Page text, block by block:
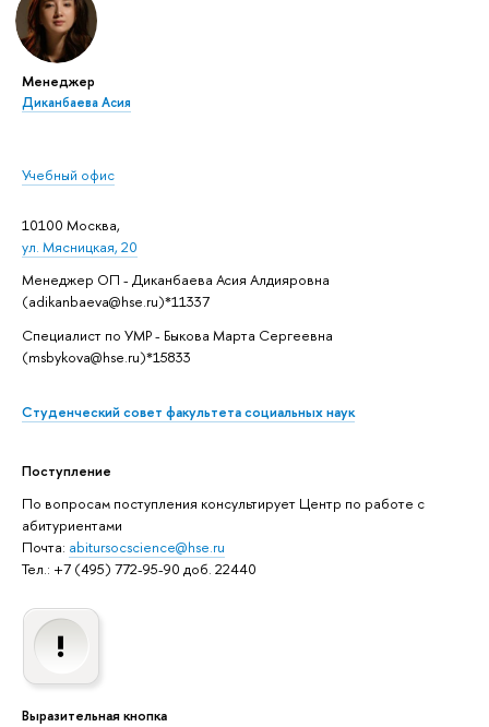
Менеджер
Диканбаева Асия
Учебный офис
10100 Москва,
ул. Мясницкая, 20
Менеджер ОП - Диканбаева Асия Алдияровна
(adikanbaeva@hse.ru)*11337
Специалист по УМР - Быкова Марта Сергеевна
(msbykova@hse.ru)*15833
Студенческий совет факультета социальных наук
Поступление
По вопросам поступления консультирует Центр по работе с
абитуриентами
Почта: abitursocscience@hse.ru
Тел.: +7 (495) 772-95-90 доб. 22440
Выразительная кнопка